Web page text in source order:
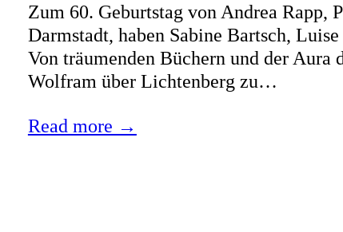
Zum 60. Geburtstag von Andrea
Darmstadt, haben Sabine Bartsch,
Von träumenden Büchern und der
Wolfram über Lichtenberg zu…
Read more →